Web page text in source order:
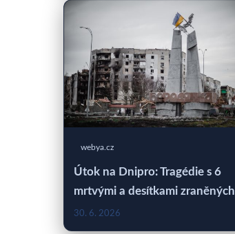
webya.cz
Útok na Dnipro: Tragédie s 6
mrtvými a desítkami zraněných
30. 6. 2026